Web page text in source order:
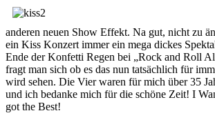
anderen neuen Show Effekt. Na gut, nicht zu
ein Kiss Konzert immer ein mega dickes
Ende der Konfetti Regen bei „Rock and Roll
fragt man sich ob es das nun tatsächlich für
wird sehen. Die Vier waren für mich über 35
und ich bedanke mich für die schöne Zeit! I
got the Best!